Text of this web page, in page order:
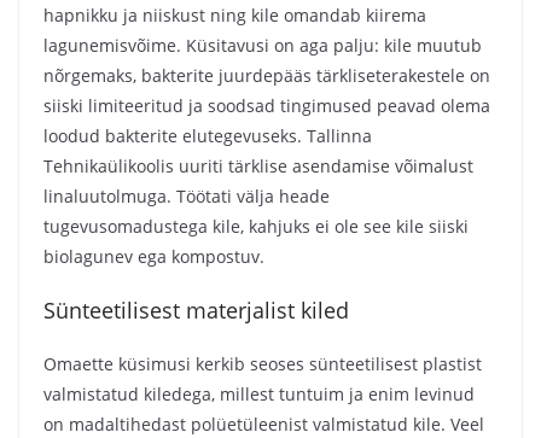
hapnikku ja niiskust ning kile omandab kiirema
lagunemisvõime. Küsitavusi on aga palju: kile muutub
nõrgemaks, bakterite juurdepääs tärkliseterakestele on
siiski limiteeritud ja soodsad tingimused peavad olema
loodud bakterite elutegevuseks. Tallinna
Tehnikaülikoolis uuriti tärklise asendamise võimalust
linaluutolmuga. Töötati välja heade
tugevusomadustega kile, kahjuks ei ole see kile siiski
biolagunev ega kompostuv.
Sünteetilisest materjalist kiled
Omaette küsimusi kerkib seoses sünteetilisest plastist
valmistatud kiledega, millest tuntuim ja enim levinud
on madaltihedast polüetüleenist valmistatud kile. Veel